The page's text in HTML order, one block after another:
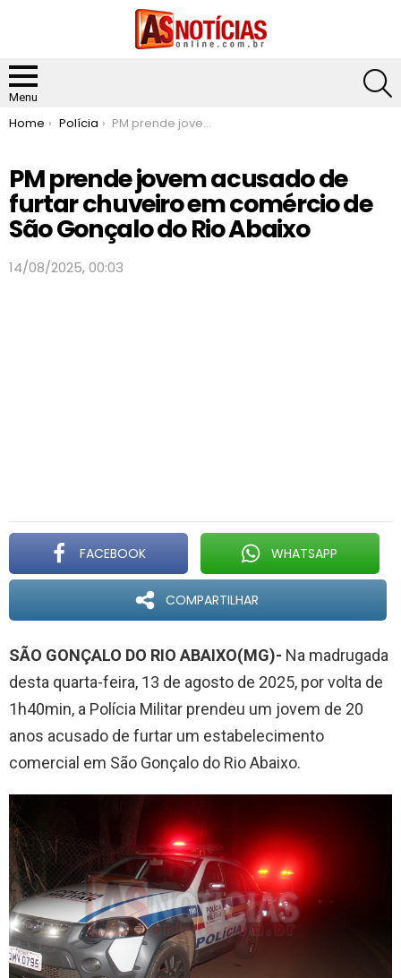
Menu
You are here:
Home Polícia PM prende jovem acusado de furtar chuveiro em comércio de São Gonçalo do Rio Abaixo
PM prende jovem acusado de
furtar chuveiro em comércio de
São Gonçalo do Rio Abaixo
14/08/2025, 00:03
FACEBOOK WHATSAPP
COMPARTILHAR
SÃO GONÇALO DO RIO ABAIXO(MG)- Na madrugada
desta quarta-feira, 13 de agosto de 2025, por volta de
1h40min, a Polícia Militar prendeu um jovem de 20
anos acusado de furtar um estabelecimento
comercial em São Gonçalo do Rio Abaixo.